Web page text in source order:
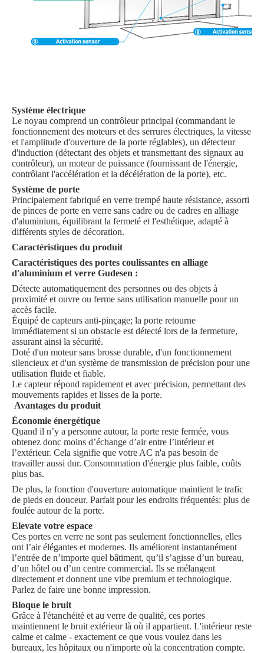
Système électrique
Le noyau comprend un contrôleur principal (commandant le
fonctionnement des moteurs et des serrures électriques, la vitesse
et l'amplitude d'ouverture de la porte réglables), un détecteur
d'induction (détectant des objets et transmettant des signaux au
contrôleur), un moteur de puissance (fournissant de l'énergie,
contrôlant l'accélération et la décélération de la porte), etc. ​
Système de porte
Principalement fabriqué en verre trempé haute résistance, assorti
de pinces de porte en verre sans cadre ou de cadres en alliage
d'aluminium, équilibrant la fermeté et l'esthétique, adapté à
différents styles de décoration.
Caractéristiques du produit
Caractéristiques des portes coulissantes en alliage
d'aluminium et verre Gudesen :
Détecte automatiquement des personnes ou des objets à
proximité et ouvre ou ferme sans utilisation manuelle pour un
accès facile.
Équipé de capteurs anti-pinçage; la porte retourne
immédiatement si un obstacle est détecté lors de la fermeture,
assurant ainsi la sécurité.
Doté d'un moteur sans brosse durable, d'un fonctionnement
silencieux et d'un système de transmission de précision pour une
utilisation fluide et fiable.
Le capteur répond rapidement et avec précision, permettant des
mouvements rapides et lisses de la porte.
Avantages du produit
Économie énergétique
Quand il n’y a personne autour, la porte reste fermée, vous
obtenez donc moins d’échange d’air entre l’intérieur et
l’extérieur. Cela signifie que votre AC n'a pas besoin de
travailler aussi dur. Consommation d'énergie plus faible, coûts
plus bas.
De plus, la fonction d'ouverture automatique maintient le trafic
de pieds en douceur. Parfait pour les endroits fréquentés: plus de
foulée autour de la porte.
Elevate votre espace
Ces portes en verre ne sont pas seulement fonctionnelles, elles
ont l’air élégantes et modernes. Ils améliorent instantanément
l’entrée de n’importe quel bâtiment, qu’il s’agisse d’un bureau,
d’un hôtel ou d’un centre commercial. Ils se mélangent
directement et donnent une vibe premium et technologique.
Parlez de faire une bonne impression.
Bloque le bruit
Grâce à l'étanchéité et au verre de qualité, ces portes
maintiennent le bruit extérieur là où il appartient. L'intérieur reste
calme et calme - exactement ce que vous voulez dans les
bureaux, les hôpitaux ou n'importe où la concentration compte.